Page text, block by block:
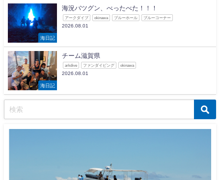
海日記
海況バツグン、べったべた！！！
アークダイブ okinawa ブルーホール ブルーコーナー
2026.08.01
海日記
チーム滋賀県
arkdive ファンダイビング okinawa
2026.08.01